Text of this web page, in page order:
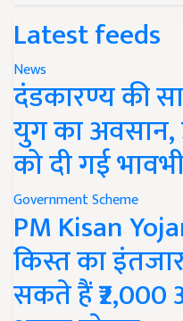
Latest feeds
News
दंडकारण्य की
युग का अवसान,
को दी गई
Government Scheme
PM Kisan
किस्त का
सकते हैं